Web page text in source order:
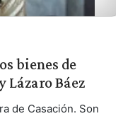
bienes de
Báez
de Casación. Son